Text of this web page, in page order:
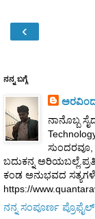
‹
ನನ್ನ ಬಗ್ಗೆ
ನಾನೊಬ್ಬ
ಸುಂದರವೂ,
ಬದುಕನ್ನ
ಕಂಡ ಅನುಭವದ
https://
ನನ್ನ ಸಂಪೂರ್ಣ ಪ್ರೊಫೈಲ್